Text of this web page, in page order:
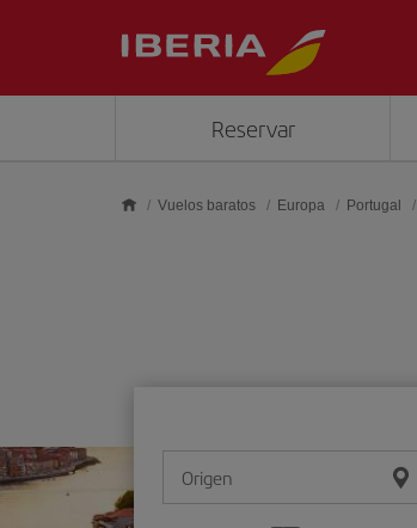
Reservar
Vuelos baratos Europa Portugal
Origen